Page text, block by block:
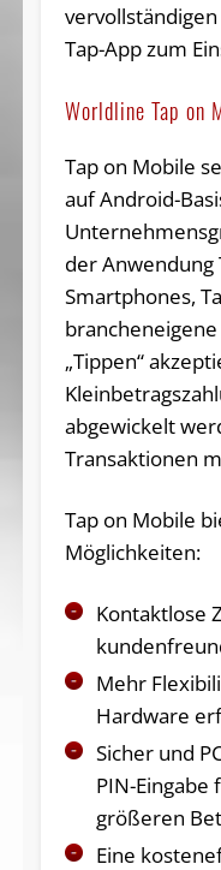
Tap-App zum
Worldline Tap on
Tap on Mobile
auf Android-
der
Smartphones,
„Tippen“
abgewickelt
Transaktionen
Tap on Mobile
Möglichkeiten:
Kontaktlose
Mehr
Hardware
Sicher und
PIN-Eingabe
größeren
Eine